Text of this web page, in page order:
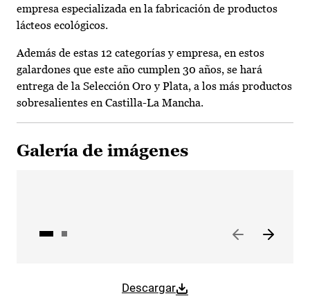
empresa especializada en la fabricación de productos
lácteos ecológicos.
Además de estas 12 categorías y empresa, en estos
galardones que este año cumplen 30 años, se hará
entrega de la Selección Oro y Plata, a los más productos
sobresalientes en Castilla-La Mancha.
Galería de imágenes
Descargar